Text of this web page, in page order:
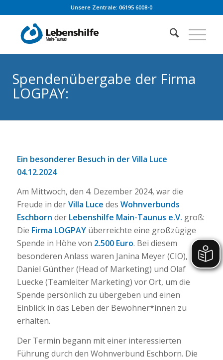
Unsere Zentrale: 06195 6008-0
Spendenübergabe der Firma
LOGPAY:
Ein besonderer Besuch in der Villa Luce
04.12.2024
Am Mittwoch, den 4. Dezember 2024, war die
Freude in derVilla Luce des Wohnverbunds
Eschborn der Lebenshilfe Main-Taunus e.V. groß:
Die Firma LOGPAYüberreichte eine großzügige
Spende in Höhe von 2.500 Euro. Bei diesem
besonderen Anlass waren Janina Meyer (CIO),
Daniel Günther (Head of Marketing) und Olaf
Luecke (Teamleiter Marketing) vor Ort, um die
Spende persönlich zu übergeben und einen
Einblick in das Leben der Bewohner*innen zu
erhalten.
Der Termin begann mit einer interessierten
Führung durch den Wohnverbund Eschborn. Die